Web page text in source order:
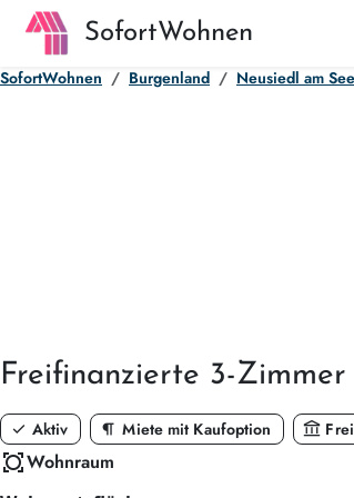
SofortWohnen
SofortWohnen Burgenland Neusiedl am See
Freifinanzierte 3-Zimmer
check Aktiv format_paragraph Miete mit Kaufoption account_balance
all_outWohnraum